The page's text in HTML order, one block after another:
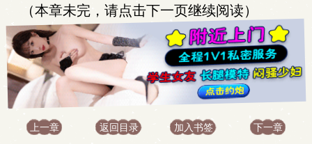
（本章未完，请点击下一页继续阅读）
上一章 返回目录 加入书签 下一章